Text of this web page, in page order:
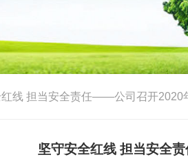
线 担当安全责任——公司召开2020
坚守安全红线 担当安全